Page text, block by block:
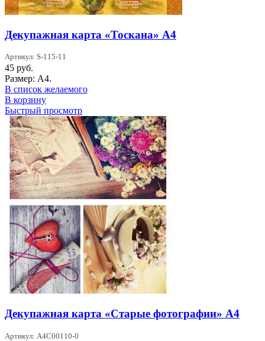
Декупажная карта «Тоскана» А4
Артикул: S-115-11
45 руб.
Размер: А4.
В список желаемого
В корзину
Быстрый просмотр
Декупажная карта «Старые фотографии» А4
Артикул: A4C00110-0